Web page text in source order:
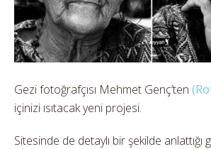
Gezi fotoğrafçısı Mehmet Genç’ten
içinizi ısıtacak yeni projesi.
Sitesinde de detaylı bir şekilde anlattığı